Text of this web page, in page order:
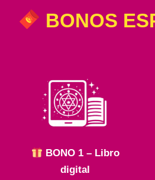
BONOS
BONO 1 – Libro
digital